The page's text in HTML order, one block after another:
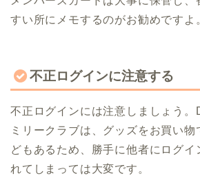
すい所にメモするのがお勧めですよ
不正ログインに注意する
不正ログインには注意しましょう。
ミリークラブは、グッズをお買い物
どもあるため、勝手に他者にログイ
れてしまっては大変です。